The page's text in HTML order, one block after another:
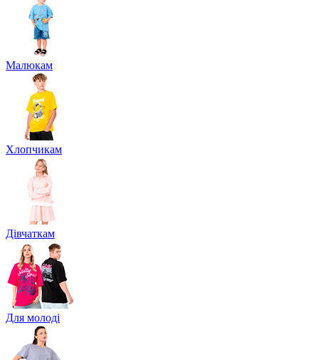
Малюкам
Хлопчикам
Дівчаткам
Для молоді